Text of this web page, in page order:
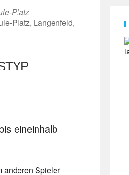
Platz
Platz, Langenfeld,
eineinhalb
anderen Spieler